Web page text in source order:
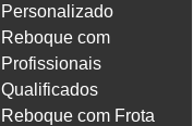
Personalizado
Reboque com
Profissionais
Qualificados
Reboque com Frota